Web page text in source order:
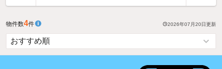
物件数4件 2026年07月20日更新